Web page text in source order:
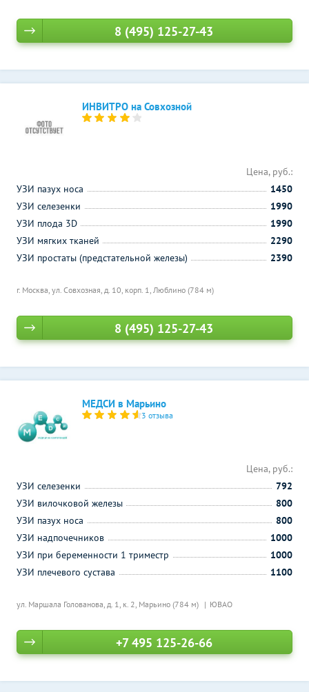
8 (495) 125-27-43
ИНВИТРО на Совхозной
г. Москва, ул. Совхозная, д. 10, корп. 1, Люблино (784 м)
Цена, руб.:
УЗИ пазух носа
1450
УЗИ селезенки
1990
УЗИ плода 3D
1990
УЗИ мягких тканей
2290
УЗИ простаты (предстательной железы)
2390
8 (495) 125-27-43
МЕДСИ в Марьино
3 отзыва
ул. Маршала Голованова, д. 1, к. 2, Марьино (784 м) ЮВАО
Цена, руб.:
УЗИ селезенки
792
УЗИ вилочковой железы
800
УЗИ пазух носа
800
УЗИ надпочечников
1000
УЗИ при беременности 1 триместр
1000
УЗИ плечевого сустава
1100
+7 495 125-26-66